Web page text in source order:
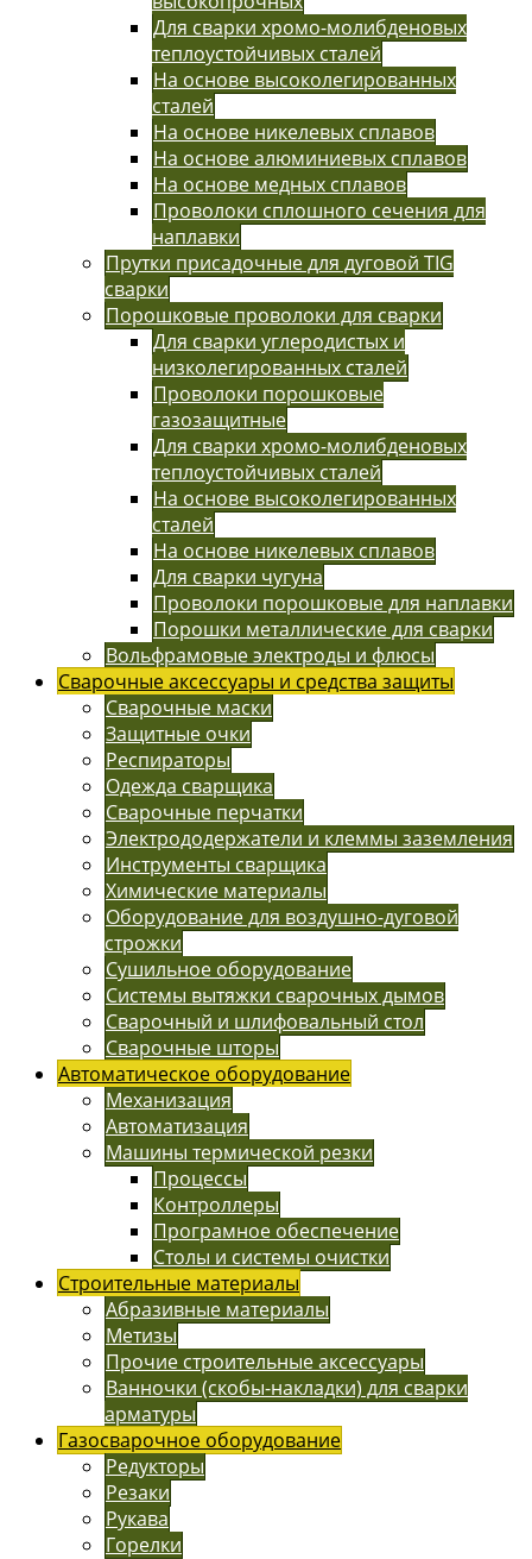
Для сварки хромо-молибденовых
теплоустойчивых сталей
На основе высоколегированных
сталей
На основе никелевых сплавов
На основе алюминиевых сплавов
На основе медных сплавов
Проволоки сплошного сечения для
наплавки
Прутки присадочные для дуговой TIG
сварки
Порошковые проволоки для сварки
Для сварки углеродистых и
низколегированных сталей
Проволоки порошковые
газозащитные
Для сварки хромо-молибденовых
теплоустойчивых сталей
На основе высоколегированных
сталей
На основе никелевых сплавов
Для сварки чугуна
Проволоки порошковые для наплавки
Порошки металлические для сварки
Вольфрамовые электроды и флюсы
Сварочные аксессуары и средства защиты
Сварочные маски
Защитные очки
Респираторы
Одежда сварщика
Сварочные перчатки
Электрододержатели и клеммы заземления
Инструменты сварщика
Химические материалы
Оборудование для воздушно-дуговой
строжки
Сушильное оборудование
Системы вытяжки сварочных дымов
Сварочный и шлифовальный стол
Сварочные шторы
Автоматическое оборудование
Механизация
Автоматизация
Машины термической резки
Процессы
Контроллеры
Програмное обеспечение
Столы и системы очистки
Строительные материалы
Абразивные материалы
Метизы
Прочие строительные аксессуары
Ванночки (скобы-накладки) для сварки
арматуры
Газосварочное оборудование
Редукторы
Резаки
Рукава
Горелки